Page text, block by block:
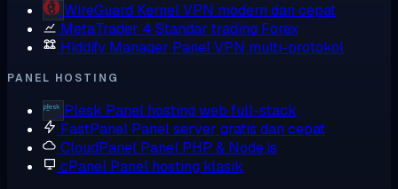
WireGuard Kernel VPN modern dan cepat
MetaTrader 4 Standar trading Forex
Hiddify Manager Panel VPN multi-protokol
PANEL HOSTING
Plesk Panel hosting web full-stack
FastPanel Panel server gratis dan cepat
CloudPanel Panel PHP & Node.js
cPanel Panel hosting klasik